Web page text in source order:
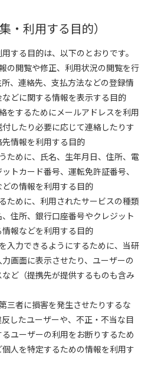
・利用する目的）
する目的は、以下のとおりです。
の閲覧や修正、利用状況の閲覧を行
、連絡先、支払方法などの登録情
どに関する情報を表示する目的
をするためにメールアドレスを利用
したり必要に応じて連絡したりす
情報を利用する目的
ために、氏名、生年月日、住所、電
トカード番号、運転免許証番号、
の情報を利用する目的
ために、利用されたサービスの種類
住所、銀行口座番号やクレジット
報などを利用する目的
入力できるようにするために、当研
画面に表示させたり、ユーザーの
ど（提携先が提供するものも含み
三者に損害を発生させたりするな
したユーザーや、不正・不当な目
ユーザーの利用をお断りするため
人を特定するための情報を利用す